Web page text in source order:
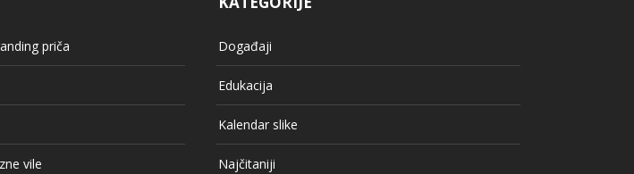
priča
vile
Događaji
Edukacija
Kalendar slike
Najčitaniji